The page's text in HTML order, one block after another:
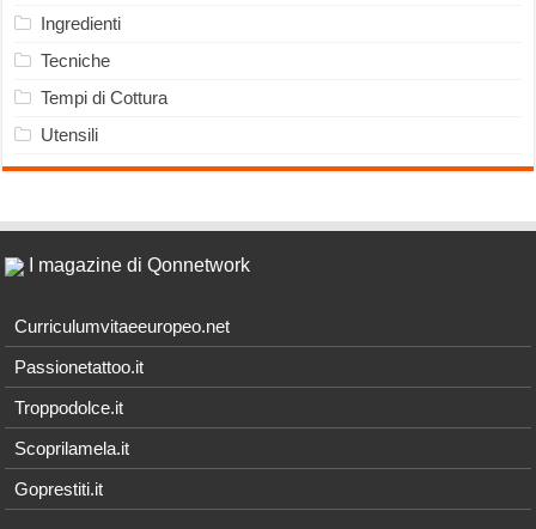
Ingredienti
Tecniche
Tempi di Cottura
Utensili
I magazine di Qonnetwork
Curriculumvitaeeuropeo.net
Passionetattoo.it
Troppodolce.it
Scoprilamela.it
Goprestiti.it